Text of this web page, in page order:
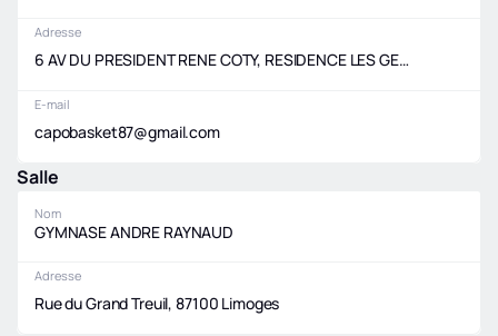
Adresse
6 AV DU PRESIDENT RENE COTY, RESIDENCE LES GEMEAUX, 87100 LIMOGES
E-mail
capobasket87@gmail.com
Salle
Nom
GYMNASE ANDRE RAYNAUD
Adresse
Rue du Grand Treuil, 87100 Limoges